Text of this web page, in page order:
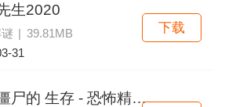
生2020
| 39.81MB
31
下载
吓人僵尸的 生存 - 恐怖精神病院